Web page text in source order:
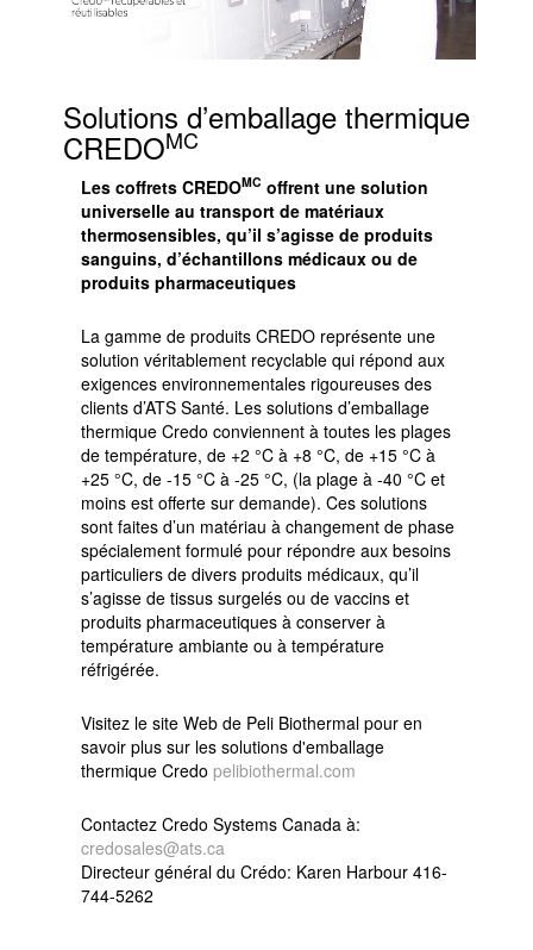
Solutions d’emballage thermique
CREDOMC
Les coffrets CREDOMC offrent une solution
universelle au transport de matériaux
thermosensibles, qu’il s’agisse de produits
sanguins, d’échantillons médicaux ou de
produits pharmaceutiques
La gamme de produits CREDO représente une
solution véritablement recyclable qui répond aux
exigences environnementales rigoureuses des
clients d’ATS Santé. Les solutions d’emballage
thermique Credo conviennent à toutes les plages
de température, de +2 °C à +8 °C, de +15 °C à
+25 °C, de -15 °C à -25 °C, (la plage à -40 °C et
moins est offerte sur demande). Ces solutions
sont faites d’un matériau à changement de phase
spécialement formulé pour répondre aux besoins
particuliers de divers produits médicaux, qu’il
s’agisse de tissus surgelés ou de vaccins et
produits pharmaceutiques à conserver à
température ambiante ou à température
réfrigérée.
Visitez le site Web de Peli Biothermal pour en
savoir plus sur les solutions d'emballage
thermique Credo pelibiothermal.com
Contactez Credo Systems Canada à:
credosales@ats.ca
Directeur général du Crédo: Karen Harbour 416-
744-5262